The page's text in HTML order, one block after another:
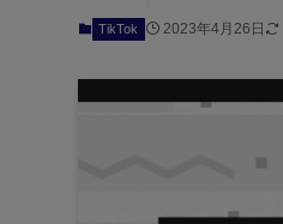
TikTok 2023年4月26日